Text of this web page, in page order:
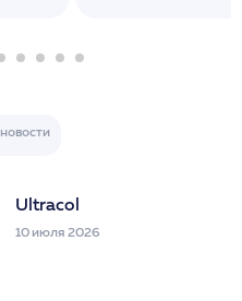
Ultracol
10 июля 2026